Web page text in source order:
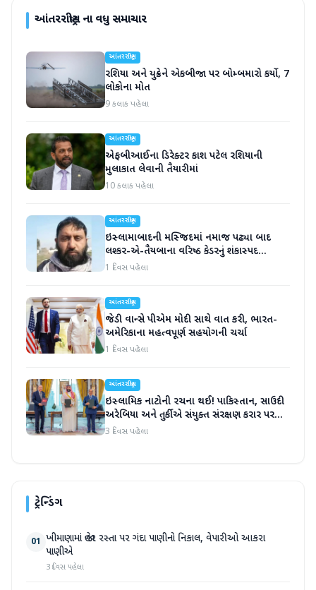
આંતરરાષ્ટ્રીયના વધુ સમાચાર
આંતરરાષ્ટ્રીય
રશિયા અને યુક્રેને એકબીજા પર બોમ્બમારો કર્યો, 7
લોકોના મોત
9 કલાક પહેલા
આંતરરાષ્ટ્રીય
એફબીઆઈના ડિરેક્ટર કાશ પટેલ રશિયાની
મુલાકાત લેવાની તૈયારીમાં
10 કલાક પહેલા
આંતરરાષ્ટ્રીય
ઇસ્લામાબાદની મસ્જિદમાં નમાજ પઢ્યા બાદ
લશ્કર-એ-તૈયબાના વરિષ્ઠ કેડરનું શંકાસ્પદ
સંજોગોમાં મોત
1 દિવસ પહેલા
આંતરરાષ્ટ્રીય
જેડી વાન્સે પીએમ મોદી સાથે વાત કરી, ભારત-
અમેરિકાના મહત્વપૂર્ણ સહયોગની ચર્ચા
1 દિવસ પહેલા
આંતરરાષ્ટ્રીય
ઇસ્લામિક નાટોની રચના થઈ! પાકિસ્તાન, સાઉદી
અરેબિયા અને તુર્કીએ સંયુક્ત સંરક્ષણ કરાર પર
હસ્તાક્ષર
3 દિવસ પહેલા
ટ્રેન્ડિંગ
01 ખીમાણામાં જાહેર રસ્તા પર ગંદા પાણીનો નિકાલ, વેપારીઓ આકરા
પાણીએ
3 દિવસ પહેલા